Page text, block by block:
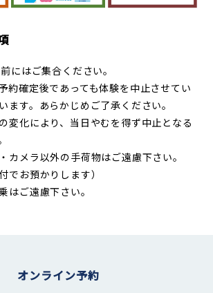
にはご集合ください。
約確定後であっても体験を中止させてい
ます。あらかじめご了承ください。
変化により、当日やむを得ず中止となる
カメラ以外の手荷物はご遠慮下さい。
でお預かりします）
はご遠慮下さい。
オンライン予約